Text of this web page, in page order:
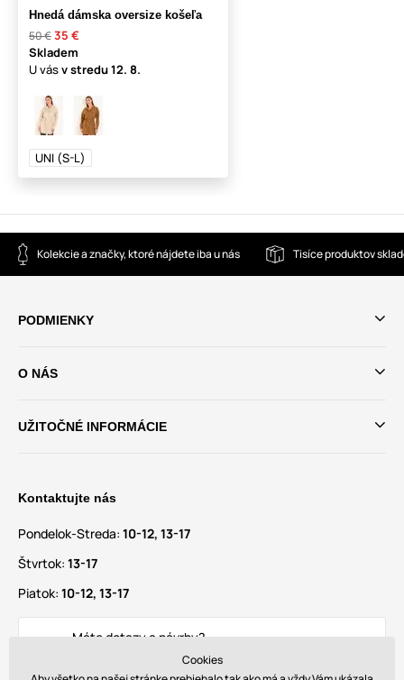
Hnedá dámska oversize košeľa
50 €35 €
Skladem
U vásv stredu12. 8.
UNI (S-L)
Kolekcie a značky, ktoré nájdete iba u nás Tisíce produktov
PODMIENKY
O NÁS
UŽITOČNÉ INFORMÁCIE
Kontaktujte nás
Pondelok-Streda: 10-12, 13-17
Štvrtok: 13-17
Piatok: 10-12, 13-17
Máte dotazy a návrhy?
info@glamadise.skCookies